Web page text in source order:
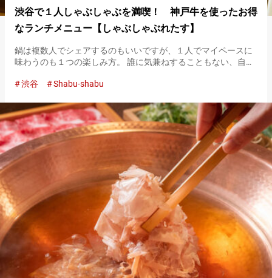
渋谷で１人しゃぶしゃぶを満喫！ 神戸牛を使ったお得
なランチメニュー【しゃぶしゃぶれたす】
鍋は複数人でシェアするのもいいですが、１人でマイペースに
味わうのも１つの楽しみ方。 誰に気兼ねすることもない、自由
たす』です。 １人用の鍋で神戸牛のしゃぶしゃぶを堪能 『しゃ
渋谷 Shabu-shabu